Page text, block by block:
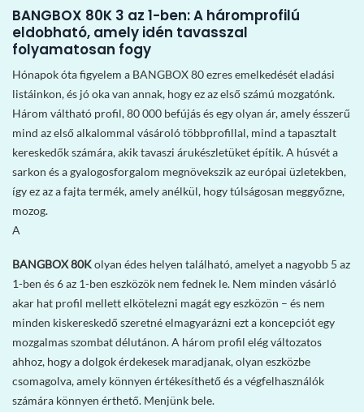
BANGBOX 80K 3 az 1-ben: A háromprofilú
eldobható, amely idén tavasszal
folyamatosan fogy
Hónapok óta figyelem a BANGBOX 80 ezres emelkedését eladási
listáinkon, és jó oka van annak, hogy ez az első számú mozgatónk.
Három váltható profil, 80 000 befújás és egy olyan ár, amely ésszerű
mind az első alkalommal vásároló többprofillal, mind a tapasztalt
kereskedők számára, akik tavaszi árukészletüket építik. A húsvét a
sarkon és a gyalogosforgalom megnövekszik az európai üzletekben,
így ez az a fajta termék, amely anélkül, hogy túlságosan meggyőzne,
mozog.
A
BANGBOX 80Kolyan édes helyen található, amelyet a nagyobb 5 az
1-ben és 6 az 1-ben eszközök nem fednek le. Nem minden vásárló
akar hat profil mellett elkötelezni magát egy eszközön – és nem
minden kiskereskedő szeretné elmagyarázni ezt a koncepciót egy
mozgalmas szombat délutánon. A három profil elég változatos
ahhoz, hogy a dolgok érdekesek maradjanak, olyan eszközbe
csomagolva, amely könnyen értékesíthető és a végfelhasználók
számára könnyen érthető. Menjünk bele.